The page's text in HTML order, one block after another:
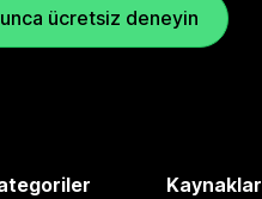
ücretsiz deneyin
Kaynaklar